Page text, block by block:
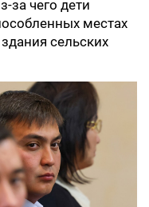
за чего дети
местах
сельских